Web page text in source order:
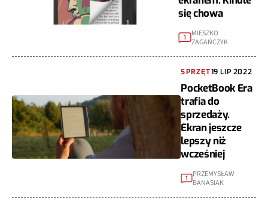
się chowa
1
MIESZKO
ZAGAŃCZYK
SPRZĘT19 LIP 2022
PocketBook Era
trafia do
sprzedaży.
Ekran jeszcze
lepszy niż
wcześniej
1
PRZEMYSŁAW
BANASIAK